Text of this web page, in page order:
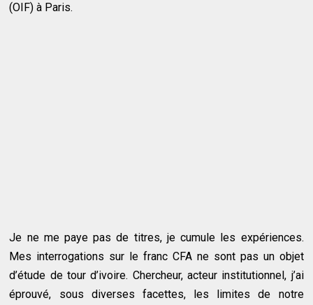
(OIF) à Paris.
Je ne me paye pas de titres, je cumule les expériences.
Mes interrogations sur le franc CFA ne sont pas un objet
d’étude de tour d’ivoire. Chercheur, acteur institutionnel, j’ai
éprouvé, sous diverses facettes, les limites de notre